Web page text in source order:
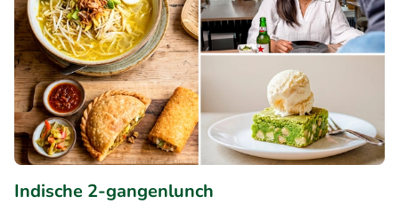
Indische 2-gangenlunch